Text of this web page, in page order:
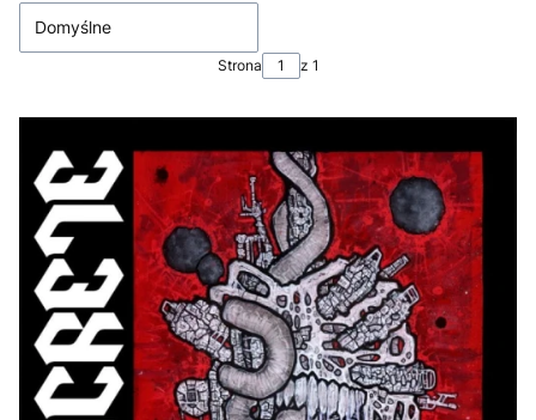
Domyślne
Strona z 1